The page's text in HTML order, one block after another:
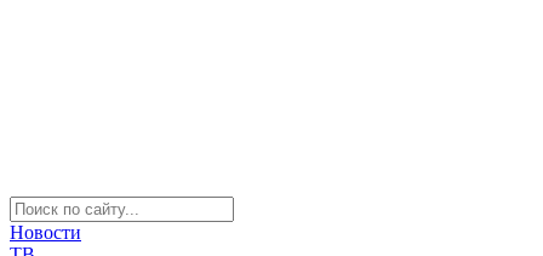
Новости